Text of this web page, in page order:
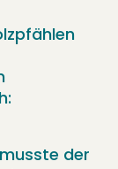
der